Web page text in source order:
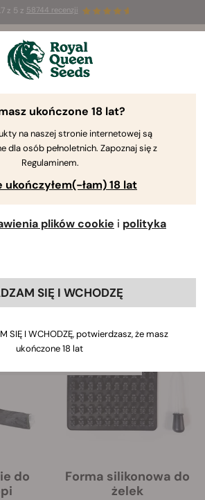
z 5 z 58744 recenzji
Sales: do 50% zniżki
produkty ⏤
konopne
sesje palenia dzięki naszym
konopnym. Wzbogać
kunszt naszej wciąż
kolekcji pierwszorzędnych
wyjątkowych pąków wymaga
link, poniżej zdjęcia
pojawią się informacje
do
Forma silikonowa do
żelek
ukończone 18 lat?
na naszej stronie internetowej są
dla osób pełnoletnich. Zapoznaj się z
Regulaminem.
ukończyłem(-łam) 18 lat
plików cookie i polityka
SIĘ I WCHODZĘ
SIĘ I WCHODZĘ, potwierdzasz, że masz
ukończone 18 lat